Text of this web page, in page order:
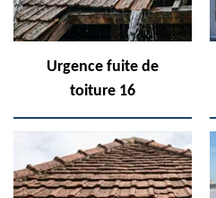
Urgence fuite de
toiture 16